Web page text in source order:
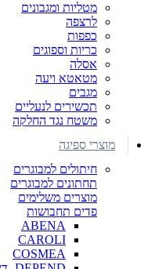
מטליות ומגבונים
לרצפה
כפפות
כריות וספוגים
אסלה
מטאטא ויעה
מגבים
תכשירים לנעליים
משטח נגד החלקה
מוצרי ספיגה
חיתולים למבוגרים
תחתונים למבוגרים
מוצרים משלימים
פדים תחבושות
ABENA
CAROLI
COSMEA